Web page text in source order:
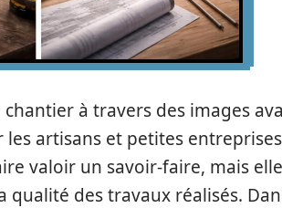
chantier à travers des images
artisans et petites
valoir un savoir-faire, mais
qualité des travaux réalisés.